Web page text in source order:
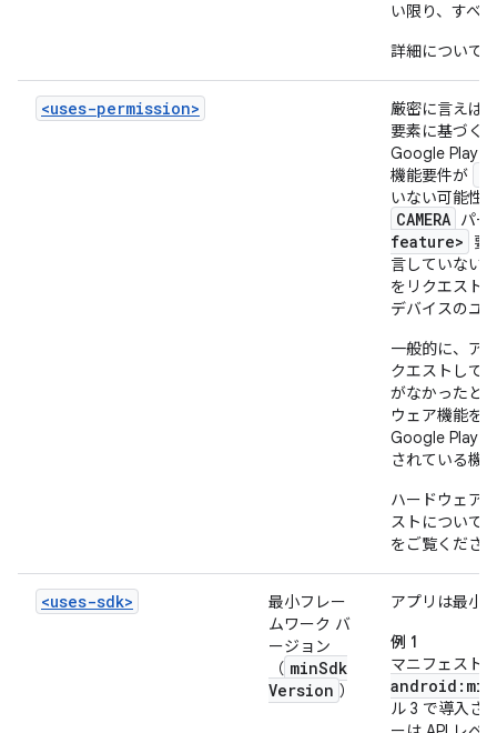
い限り、すべ
詳細について
<uses-permission>
厳密に言えば
要素に基づく
Google Play
機能要件が
いない可能性
CAMERA パー
feature>
要
言していない
をリクエスト
デバイスのユ
一般的に、ア
クエストして
がなかったと
ウェア機能を
Google Play
されている機
ハードウェア
ストについて
をご覧くださ
<uses-sdk>
最小フレー
ムワーク バ
ージョン
（ minSdk
Version ）
アプリは最小
例 1
マニフェスト
ル 3 で導入さ